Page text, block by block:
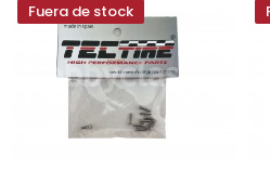
Fuera de stock